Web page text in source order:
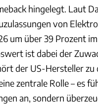
hingelegt. Laut
von
um über 39 Prozent
ist dabei der
der US-Hersteller zu
zentrale Rolle – es
an, sondern